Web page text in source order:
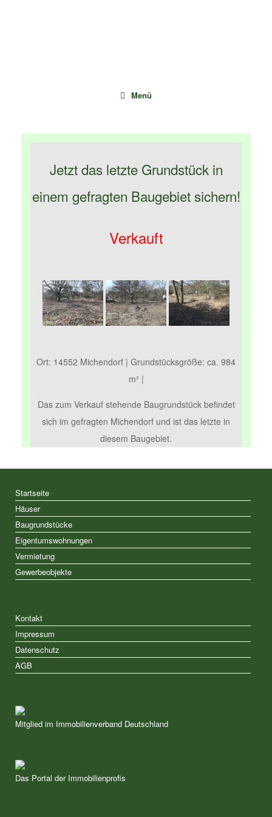
Menü
Jetzt das letzte Grundstück in
einem gefragten Baugebiet sichern!
Verkauft
Ort: 14552 Michendorf | Grundstücksgröße: ca. 984
m² |
Das zum Verkauf stehende Baugrundstück befindet
sich im gefragten Michendorf und ist das letzte in
diesem Baugebiet.
Startseite
Häuser
Baugrundstücke
Eigentumswohnungen
Vermietung
Gewerbeobjekte
Kontakt
Impressum
Datenschutz
AGB
Mitglied im Immobilienverband Deutschland
Das Portal der Immobilienprofis